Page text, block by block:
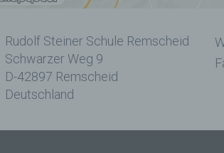
Rudolf Steiner Schule Remscheid
Schwarzer Weg 9
D-42897 Remscheid
Deutschland
Verarbeitung ist jeder
ausgeführte Vorgang
Verwendung, die